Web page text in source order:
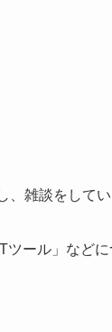
雑談をしてい
ール」などに